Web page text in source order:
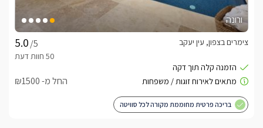
ורונה
/5
צימרים בצפון, עין יעקב
החל מ- ₪1500
בריכה פרטית מחוממת מקורה לכל סוויטה